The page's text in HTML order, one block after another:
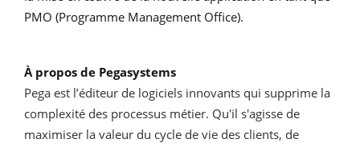
PMO (Programme Management Office).
À propos de Pegasystems
Pega est l’éditeur de logiciels innovants qui supprime la
complexité des processus métier. Qu'il s'agisse de
maximiser la valeur du cycle de vie des clients, de